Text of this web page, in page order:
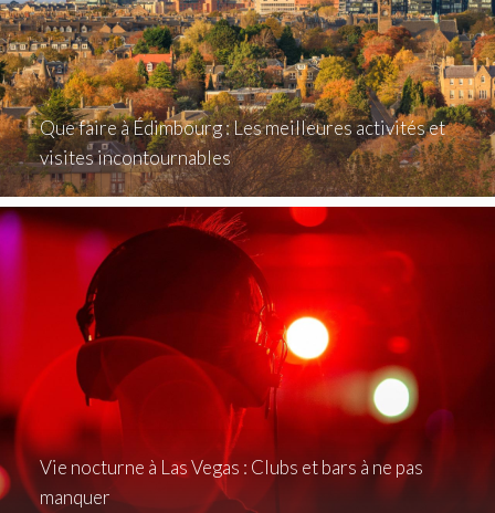
Que faire à Édimbourg : Les meilleures activités et
visites incontournables
Vie nocturne à Las Vegas : Clubs et bars à ne pas
manquer